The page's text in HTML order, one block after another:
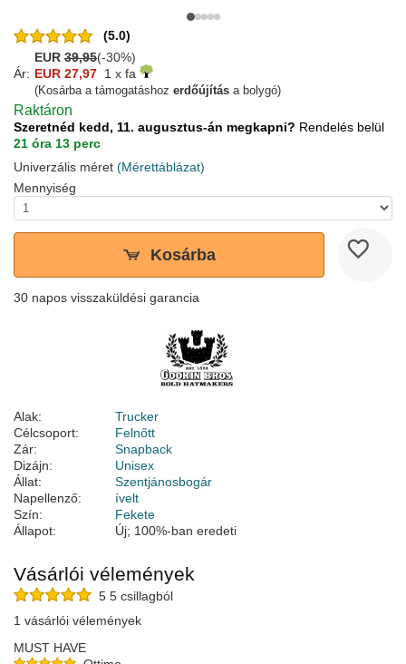
(5.0)
EUR 39,95(-30%)
Ár: EUR 27,97 1 x fa
(Kosárba a támogatáshoz erdőújítás a bolygó)
Raktáron
Szeretnéd kedd, 11. augusztus-án megkapni? Rendelés belül
21 óra 13 perc
Univerzális méret (Mérettáblázat)
Mennyiség
Kosárba
30 napos visszaküldési garancia
Alak:
Trucker
Célcsoport:
Felnőtt
Zár:
Snapback
Dizájn:
Unisex
Állat:
Szentjánosbogár
Napellenző:
ívelt
Szín:
Fekete
Állapot:
Új; 100%-ban eredeti
Vásárlói vélemények
5 5 csillagból
1 vásárlói vélemények
MUST HAVE